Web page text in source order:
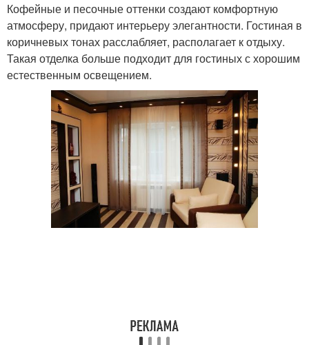
Кофейные и песочные оттенки создают комфортную
атмосферу, придают интерьеру элегантности. Гостиная в
коричневых тонах расслабляет, располагает к отдыху.
Такая отделка больше подходит для гостиных с хорошим
естественным освещением.